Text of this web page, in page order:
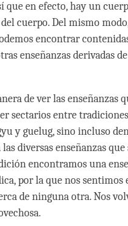
que en efecto, hay un
cuerpo. Del mismo
encontrar
enseñanzas derivadas
de ver las enseñanzas
sectarios entre
y guelug, sino incluso
diversas enseñanzas que
encontramos una
por la que nos sentimos
de ninguna otra. Nos